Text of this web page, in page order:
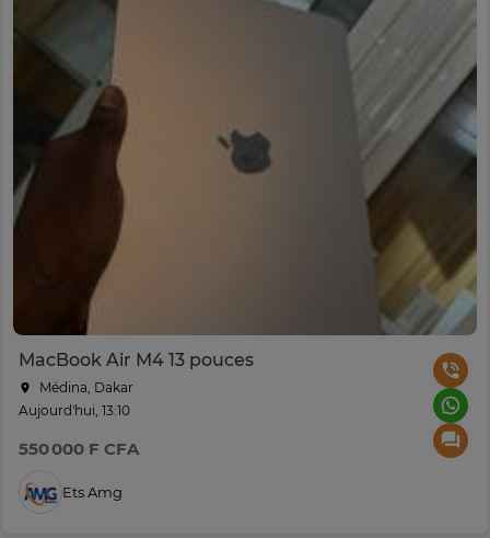
MacBook Air M4 13 pouces
Médina, Dakar
Aujourd'hui, 13:10
550 000 F CFA
Ets Amg